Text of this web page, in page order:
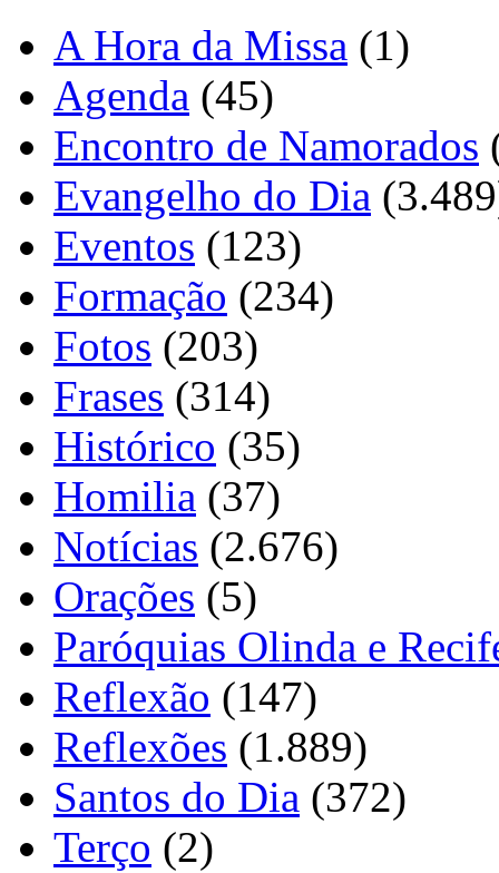
A Hora da Missa (1)
Agenda (45)
Encontro de Namorados
Evangelho do Dia
Eventos (123)
Formação (234)
Fotos (203)
Frases (314)
Histórico (35)
Homilia (37)
Notícias (2.676)
Orações (5)
Paróquias Olinda e
Reflexão (147)
Reflexões (1.889)
Santos do Dia (372)
Terço (2)